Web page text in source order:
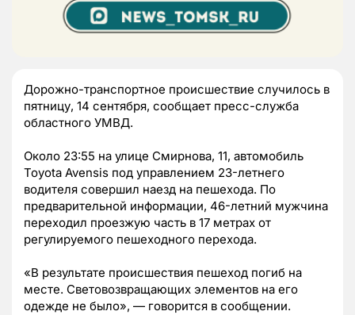
Дорожно-транспортное происшествие случилось в
пятницу, 14 сентября, сообщает пресс-служба
областного УМВД.
Около 23:55 на улице Смирнова, 11, автомобиль
Toyota Avensis под управлением 23-летнего
водителя совершил наезд на пешехода. По
предварительной информации, 46-летний мужчина
переходил проезжую часть в 17 метрах от
регулируемого пешеходного перехода.
«В результате происшествия пешеход погиб на
месте. Световозвращающих элементов на его
одежде не было», — говорится в сообщении.